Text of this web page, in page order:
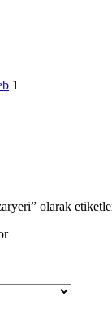
1
olarak